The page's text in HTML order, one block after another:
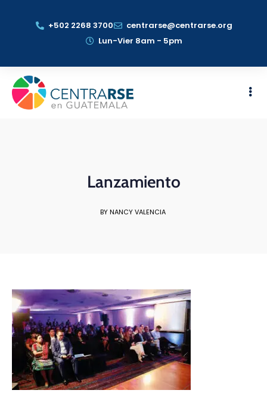
+502 2268 3700
centrarse@centrarse.org
Lun-Vier 8am - 5pm
Lanzamiento
BY NANCY VALENCIA